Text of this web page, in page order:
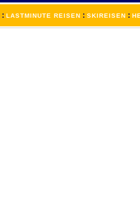
: LASTMINUTE REISEN : SKIREISEN :